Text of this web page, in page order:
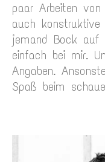
paar Arbeiten
auch
jemand Bock auf
einfach bei mir.
Angaben.
Spaß beim